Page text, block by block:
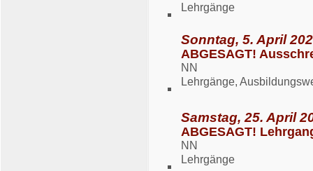
Lehrgänge
Sonntag, 5. April
ABGESAGT!
NN
Lehrgänge,
Samstag, 25. April
ABGESAGT!
NN
Lehrgänge